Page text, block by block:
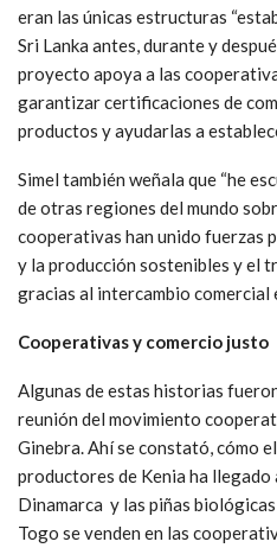
eran las únicas estructuras
Sri Lanka antes, durante y
proyecto apoya a las
garantizar certificaciones de
productos y ayudarlas a
Simel también weñala que “he
de otras regiones del mundo
cooperativas han unido fuerzas
y la producción sostenibles y el
gracias al intercambio comercial
Cooperativas y comercio justo
Algunas de estas historias
reunión del movimiento
Ginebra. Ahí se constató, cómo
productores de Kenia ha llegado
Dinamarca y las piñas
Togo se venden en las